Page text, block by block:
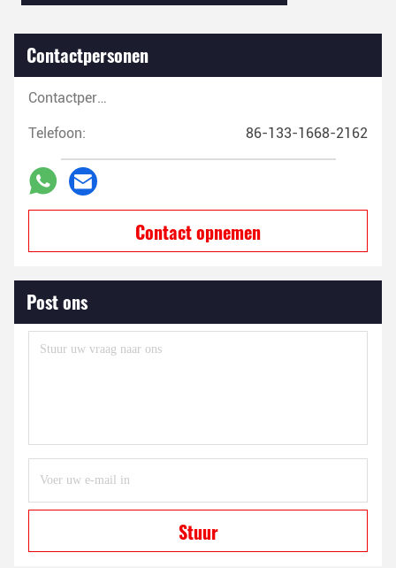
Contactpersonen
Contactpersonen:
Telefoon: 86-133-1668-2162
Contact opnemen
Post ons
Stuur